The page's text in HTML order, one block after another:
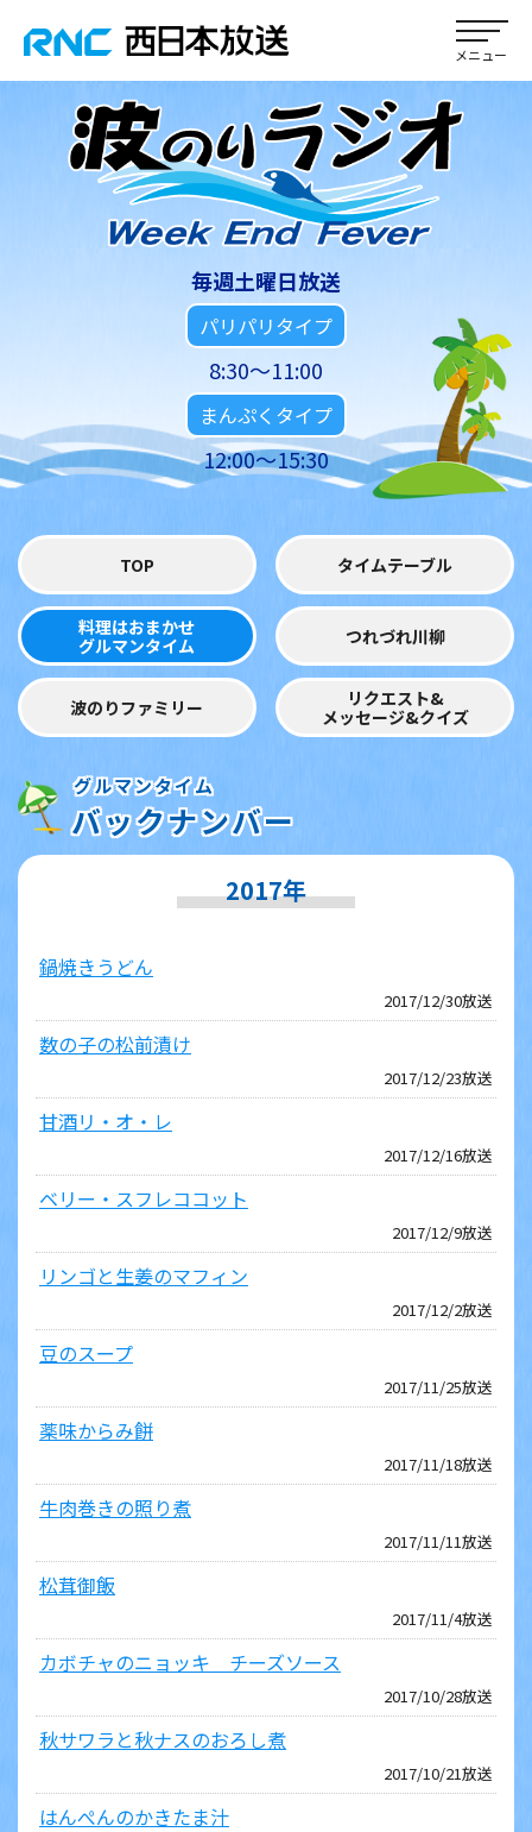
毎週土曜日放送
パリパリタイプ
8:30～11:00
まんぷくタイプ
12:00～15:30
TOP タイムテーブル
料理はおまかせ
グルマンタイム
つれづれ川柳
波のりファミリー
リクエスト&
メッセージ&クイズ
グルマンタイム
バックナンバー
2017年
鍋焼きうどん
2017/12/30放送
数の子の松前漬け
2017/12/23放送
甘酒リ・オ・レ
2017/12/16放送
ベリー・スフレココット
2017/12/9放送
リンゴと生姜のマフィン
2017/12/2放送
豆のスープ
2017/11/25放送
薬味からみ餅
2017/11/18放送
牛肉巻きの照り煮
2017/11/11放送
松茸御飯
2017/11/4放送
カボチャのニョッキ チーズソース
2017/10/28放送
秋サワラと秋ナスのおろし煮
2017/10/21放送
はんぺんのかきたま汁